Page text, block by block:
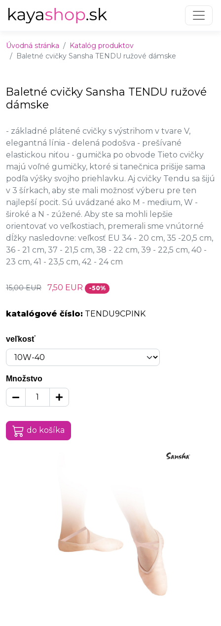
Úvodná stránka
Katalóg produktov
Baletné cvičky Sansha TENDU ružové dámske
Baletné cvičky Sansha TENDU ružové
dámske
- základné plátené cvičky s výstrihom v tvare V,
elegantná línia - delená podošva - prešívané
elastickou niťou - gumička po obvode Tieto cvičky
majú voľné gumičky, ktoré si tanečnica prišije sama
podľa výšky svojho priehlavku. Aj cvičky Tendu sa šijú
v 3 šírkach, aby ste mali možnosť výberu pre ten
najlepší pocit. Sú uvádzané ako M - medium, W -
široké a N - zúžené. Aby ste sa mohli lepšie
orientovať vo veľkostiach, premerali sme vnútorné
dĺžky nasledovne: veľkosť EU 34 - 20 cm, 35 -20,5 cm,
36 - 21 cm, 37 - 21,5 cm, 38 - 22 cm, 39 - 22,5 cm, 40 -
23 cm, 41 - 23,5 cm, 42 - 24 cm
15,00 EUR 7,50 EUR -50%
katalógové číslo: TENDU9CPINK
veľkosť
Množstvo
do košíka